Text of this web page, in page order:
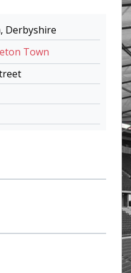
Derbyshire
Town